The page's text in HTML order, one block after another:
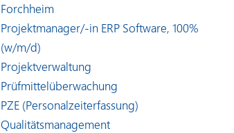
Forchheim
Projektmanager/-in ERP Software, 100%
(w/m/d)
Projektverwaltung
Prüfmittelüberwachung
PZE (Personalzeiterfassung)
Qualitätsmanagement